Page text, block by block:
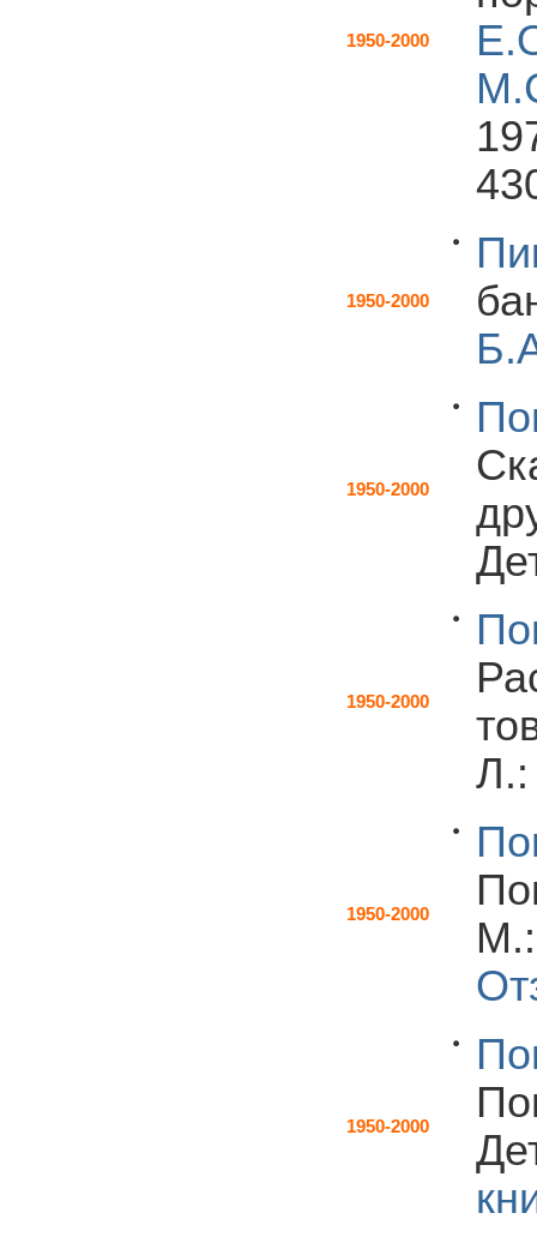
1950-2000
1950-2000
1950-2000
1950-2000
Л.:
1950-2000
1950-2000